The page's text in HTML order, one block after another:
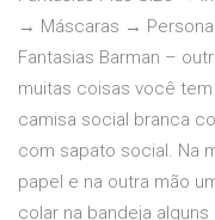
→ Máscaras →
Fantasias Barman –
muitas coisas você
camisa social branca
com sapato social. Na
papel e na outra mão
colar na bandeja